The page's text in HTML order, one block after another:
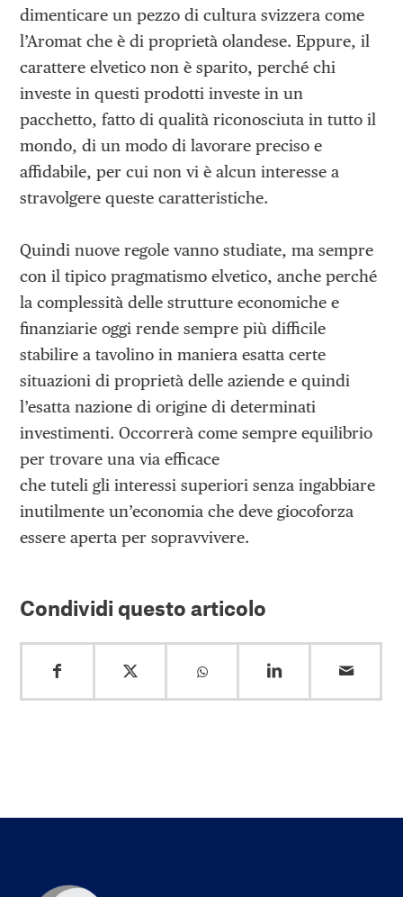
dimenticare un pezzo di cultura svizzera come
l’Aromat che è di proprietà olandese. Eppure, il
carattere elvetico non è sparito, perché chi
investe in questi prodotti investe in un
pacchetto, fatto di qualità riconosciuta in tutto il
mondo, di un modo di lavorare preciso e
affidabile, per cui non vi è alcun interesse a
stravolgere queste caratteristiche.
Quindi nuove regole vanno studiate, ma sempre
con il tipico pragmatismo elvetico, anche perché
la complessità delle strutture economiche e
finanziarie oggi rende sempre più difficile
stabilire a tavolino in maniera esatta certe
situazioni di proprietà delle aziende e quindi
l’esatta nazione di origine di determinati
investimenti. Occorrerà come sempre equilibrio
per trovare una via efficace
che tuteli gli interessi superiori senza ingabbiare
inutilmente un’economia che deve giocoforza
essere aperta per sopravvivere.
Condividi questo articolo